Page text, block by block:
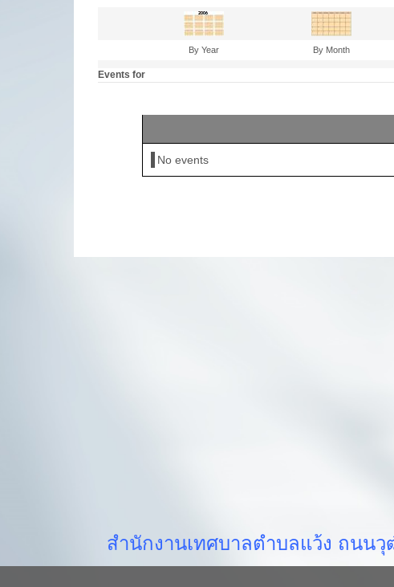
By Year By Month
Events for
No events
สำนักงานเทศบาลตำบลแว้ง ถนน